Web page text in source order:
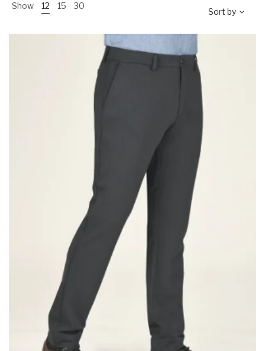
Show 12 15 30
Sort by